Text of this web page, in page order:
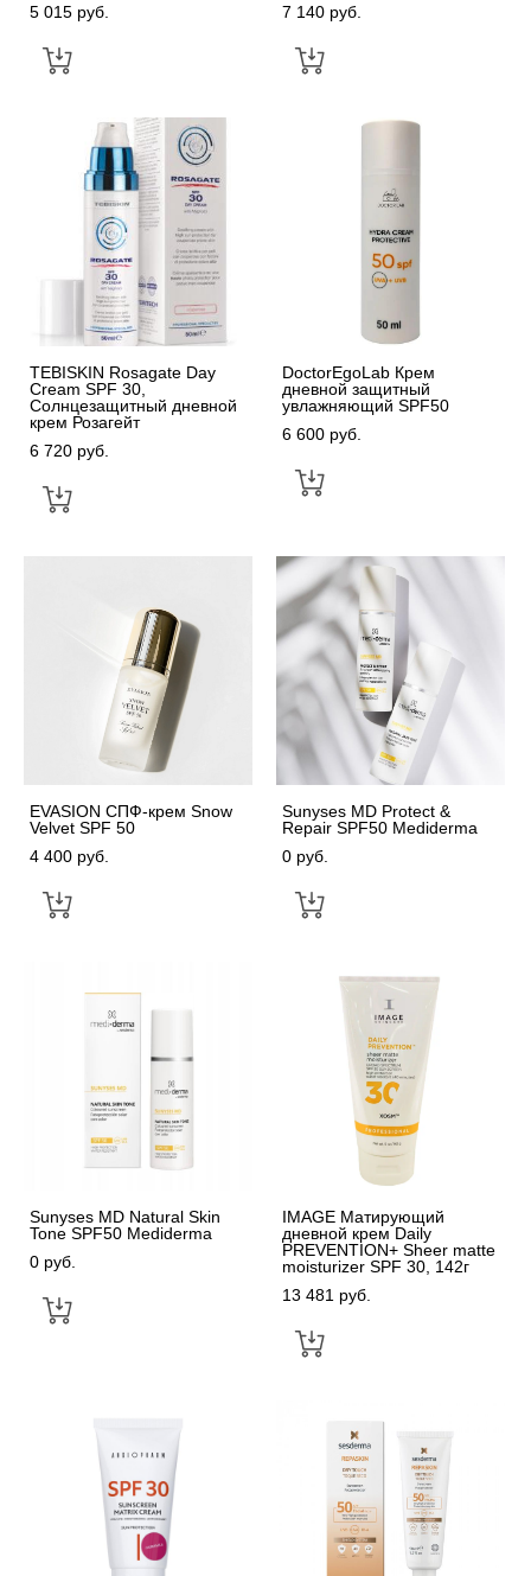
5 015 pуб.
7 140 pуб.
TEBISKIN Rosagate Day
Cream SPF 30,
Солнцезащитный дневной
крем Розагейт
6 720 pуб.
DoctorEgoLab Крем
дневной защитный
увлажняющий SPF50
6 600 pуб.
EVASION СПФ-крем Snow
Velvet SPF 50
4 400 pуб.
Sunyses MD Protect &
Repair SPF50 Mediderma
0 pуб.
Sunyses MD Natural Skin
Tone SPF50 Mediderma
0 pуб.
IMAGE Матирующий
дневной крем Daily
PREVENTION+ Sheer matte
moisturizer SPF 30, 142г
13 481 pуб.